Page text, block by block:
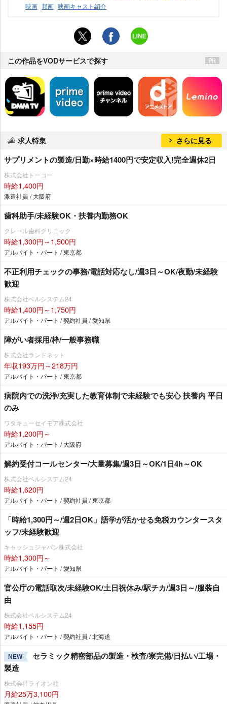
映画 邦画 映画キャスト紹介
この作品をVODサービスで探す
求人特集 さらに見る
サプリメントの製造/日勤×時給1400円で安定収入!完全週休2日
株式会社トーコー
時給1,400円
派遣社員 / 大阪府
歯科助手/未経験OK・扶養内勤務OK
クレール歯科クリニック
時給1,300円～1,500円
アルバイト・パート / 東京都
不正利用チェックの事務/電話対応なし/週3日～OK/夜勤/未経験
歓迎
株式会社ベルシステム24
時給1,400円～1,750円
アルバイト・パート / 契約社員 / 愛知県
障がい者採用/枠/一般事務職
株式会社ランドネット
年収193万円～218万円
アルバイト・パート / 東京都
病院内での洗浄/充実した教育体制で未経験でも安心 扶養内 平日
のみ
ワタキューセイモア株式会社
時給1,200円～
アルバイト・パート / 大阪府
解約受付コールセンター/大量募集/週3日～OK/1日4h～OK
株式会社ベルシステム24
時給1,620円
アルバイト・パート / 契約社員 / 東京都
「時給1,300円～/週2日OK」語学が活かせる免税カウンタースタ
ッフ/未経験歓迎
キャッシュジャパン株式会社
時給1,300円～
アルバイト・パート / 愛知県
官公庁の電話取次/未経験OK/土日祝休み/駅チカ/週3日～/服装自
由
株式会社ベルシステム24
時給1,155円
アルバイト・パート / 契約社員 / 北海道
NEW
セラミック精密部品の製造・検査/寮完備/日払い/工場・
製造
株式会社ライオン社
月給25万3,100円